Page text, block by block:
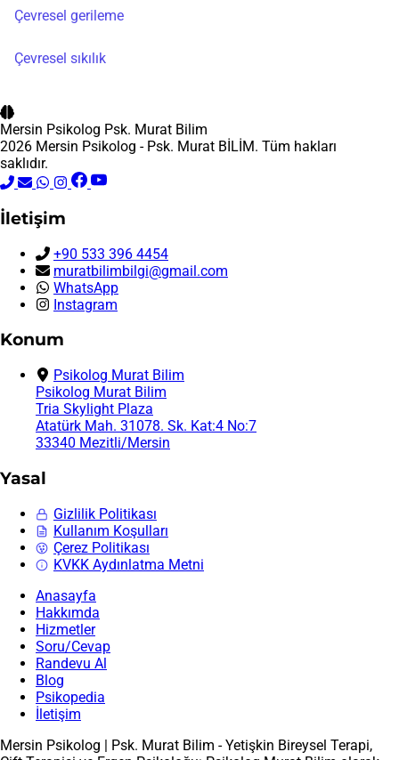
Çevresel gerileme
Çevresel sıkılık
Mersin Psikolog Psk. Murat Bilim
2026 Mersin Psikolog - Psk. Murat BİLİM. Tüm hakları
saklıdır.
İletişim
+90 533 396 4454
muratbilimbilgi@gmail.com
WhatsApp
Instagram
Konum
Psikolog Murat Bilim
Psikolog Murat Bilim
Tria Skylight Plaza
Atatürk Mah. 31078. Sk. Kat:4 No:7
33340 Mezitli/Mersin
Yasal
Gizlilik Politikası
Kullanım Koşulları
Çerez Politikası
KVKK Aydınlatma Metni
Anasayfa
Hakkımda
Hizmetler
Soru/Cevap
Randevu Al
Blog
Psikopedia
İletişim
Mersin Psikolog | Psk. Murat Bilim - Yetişkin Bireysel Terapi,